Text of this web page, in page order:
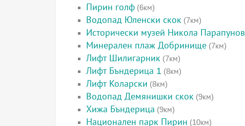
Пирин голф (6км)
Водопад Юленски скок (7км)
Исторически музей Никола Парапунов
Минерален плаж Добринище (7км)
Лифт Шилигарник (7км)
Лифт Бъндерица 1 (8км)
Лифт Коларски (8км)
Водопад Демянишки скок (9км)
Хижа Бъндерица (9км)
Национален парк Пирин (10км)